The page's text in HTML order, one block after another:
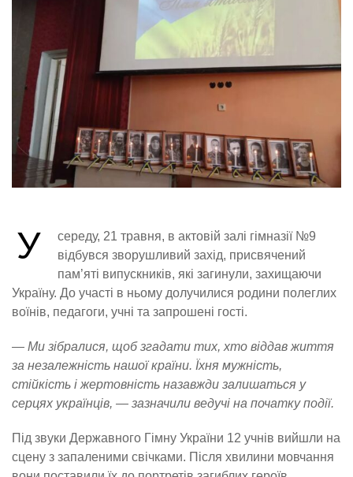
У
середу, 21 травня, в актовій залі гімназії №9
відбувся зворушливий захід, присвячений
пам’яті випускників, які загинули, захищаючи
Україну. До участі в ньому долучилися родини полеглих
воїнів, педагоги, учні та запрошені гості.
— Ми зібралися, щоб згадати тих, хто віддав життя
за незалежність нашої країни. Їхня мужність,
стійкість і жертовність назавжди залишаться у
серцях українців, — зазначили ведучі на початку події.
Під звуки Державного Гімну України 12 учнів вийшли на
сцену з запаленими свічками. Після хвилини мовчання